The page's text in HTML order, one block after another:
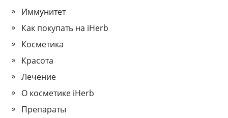
Иммунитет
Как покупать на iHerb
Косметика
Красота
Лечение
О косметике iHerb
Препараты